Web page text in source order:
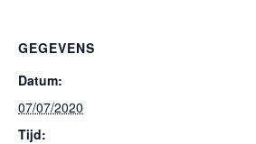
GEGEVENS
Datum:
07/07/2020
Tijd: